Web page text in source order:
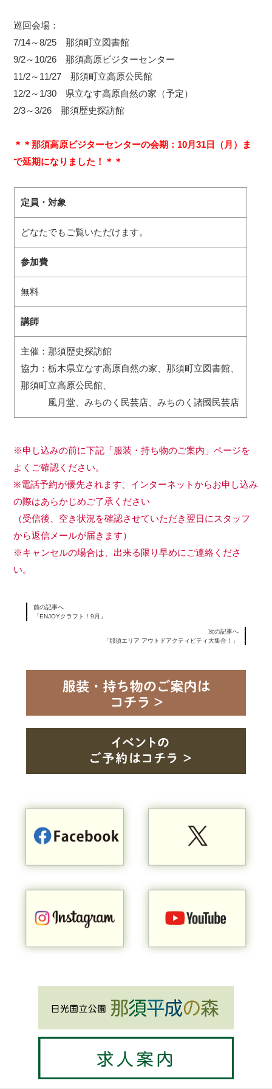
巡回会場：
7/14～8/25 那須町立図書館
9/2～10/26 那須高原ビジターセンター
11/2～11/27 那須町立高原公民館
12/2～1/30 県立なす高原自然の家（予定）
2/3～3/26 那須歴史探訪館
＊＊那須高原ビジターセンターの会期：10月31日（月）ま
で延期になりました！＊＊
定員・対象
どなたでもご覧いただけます。
参加費
無料
講師
主催：那須歴史探訪館
協力：栃木県立なす高原自然の家、那須町立図書館、
那須町立高原公民館、
風月堂、みちのく民芸店、みちのく諸國民芸店
※申し込みの前に下記「服装・持ち物のご案内」ページを
よくご確認ください。
※電話予約が優先されます、インターネットからお申し込み
の際はあらかじめご了承ください
（受信後、空き状況を確認させていただき翌日にスタッフ
から返信メールが届きます）
※キャンセルの場合は、出来る限り早めにご連絡くださ
い。
前の記事へ
「ENJOYクラフト！9月」
次の記事へ
「那須エリア アウトドアクティビティ大集合！」